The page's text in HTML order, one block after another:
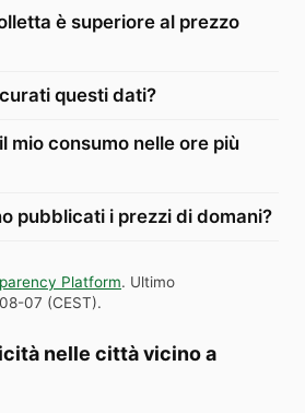
è superiore al prezzo
questi dati?
mio consumo nelle ore più
pubblicati i prezzi di domani?
Platform. Ultimo
07 (CEST).
nelle città vicino a